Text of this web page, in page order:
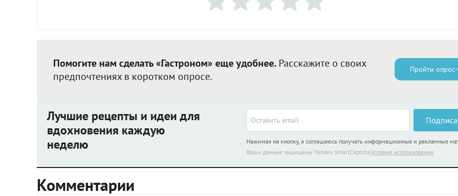
Помогите нам сделать «Гастроном» еще удобнее. Расскажите о своих
предпочтениях в коротком опросе.
Пройти опрос
Лучшие рецепты и идеи для
вдохновения каждую
неделю
Нажимая на кнопку, я соглашаюсь получать информационные и рекламные
Ваши данные защищены Yandex SmartCaptchaУсловия использования
Комментарии